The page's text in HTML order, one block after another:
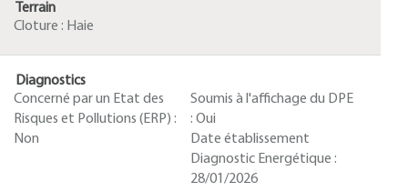
Terrain
Cloture : Haie
Diagnostics
Concerné par un Etat des
Risques et Pollutions (ERP) :
Non
Soumis à l'affichage du DPE
: Oui
Date établissement
Diagnostic Energétique :
28/01/2026